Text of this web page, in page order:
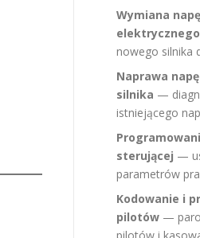
Wymiana
elektrycznego
nowego silnika
Naprawa
silnika —
istniejącego
sterującej —
parametrów
Kodowanie i
pilotów —